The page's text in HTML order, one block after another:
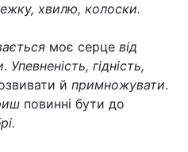
хвилю, колоски.
моє серце від
. Упевненість, гідність,
й примножувати.
повинні бути до